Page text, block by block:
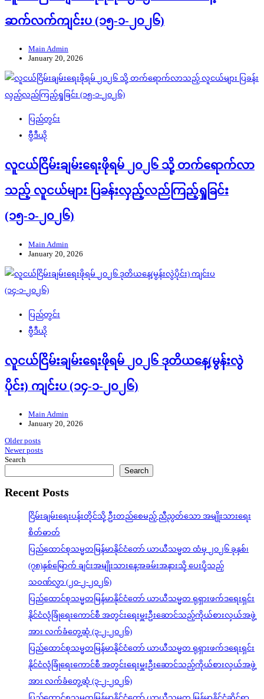
ဆက်လက်ကျင်းပ (၁၅-၁-၂၀၂၆)
Main Admin
January 20, 2026
ပြည်တွင်း
ဗွီဒီယို
လူငယ်ငြိမ်းချမ်းရေးဖိုရမ် ၂၀၂၆ သို့ တက်ရောက်လာ
သည့် လူငယ်များ ပြခန်းလှည့်လည်ကြည့်ရှုခြင်း
(၁၅-၁-၂၀၂၆)
Main Admin
January 20, 2026
ပြည်တွင်း
ဗွီဒီယို
လူငယ်ငြိမ်းချမ်းရေးဖိုရမ် ၂၀၂၆ ဒုတိယနေ့(မွန်းလွဲ
ပိုင်း) ကျင်းပ (၁၄-၁-၂၀၂၆)
Main Admin
January 20, 2026
Posts
navigation
Older posts
Newer posts
Search
Search
Recent Posts
ငြိမ်းချမ်းရေးပန်းတိုင်သို့ ဦးတည်စေမည့် ညီညွတ်သော အမျိုးသားရေး
စိတ်ဓာတ်
ပြည်ထောင်စုသမ္မတမြန်မာနိုင်ငံတော် ယာယီသမ္မတ ထံမှ ၂၀၂၆ ခုနှစ်၊
(၇၈)နှစ်မြောက် ချင်းအမျိုးသားနေ့အခမ်းအနားသို့ ပေးပို့သည့်
သဝဏ်လွှာ (၂၀-၂-၂၀၂၆)
ပြည်ထောင်စုသမ္မတမြန်မာနိုင်ငံတော် ယာယီသမ္မတ ရုရှားဖက်ဒရေးရှင်း
နိုင်ငံလုံခြုံရေးကောင်စီ အတွင်းရေးမှူးဦးဆောင်သည့်ကိုယ်စားလှယ်အဖွဲ့
အား လက်ခံတွေ့ဆုံ (၃-၂-၂၀၂၆)
ပြည်ထောင်စုသမ္မတမြန်မာနိုင်ငံတော် ယာယီသမ္မတ ရုရှားဖက်ဒရေးရှင်း
နိုင်ငံလုံခြုံရေးကောင်စီ အတွင်းရေးမှူးဦးဆောင်သည့်ကိုယ်စားလှယ်အဖွဲ့
အား လက်ခံတွေ့ဆုံ (၃-၂-၂၀၂၆)